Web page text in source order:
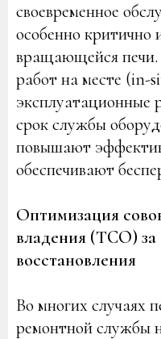
своевременное
особенно критично
вращающейся печи.
работ на месте (in-
эксплуатационные
срок службы
повышают
обеспечивают
Оптимизация
владения (TCO)
восстановления
Во многих случаях
ремонтной службы